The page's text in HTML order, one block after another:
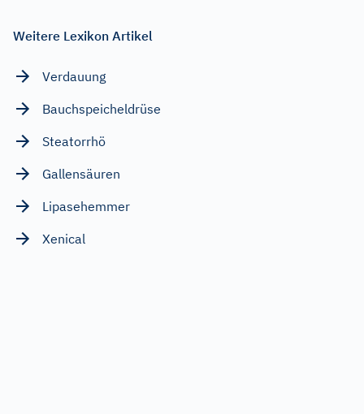
Weitere Lexikon Artikel
Verdauung
Bauchspeicheldrüse
Steatorrhö
Gallensäuren
Lipasehemmer
Xenical